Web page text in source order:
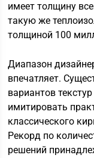
имеет толщину
такую же
толщиной 100
Диапазон
впечатляет.
вариантов
имитировать
классического
Рекорд по
решений